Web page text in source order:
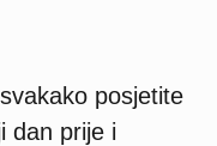
posjetite
dan prije i